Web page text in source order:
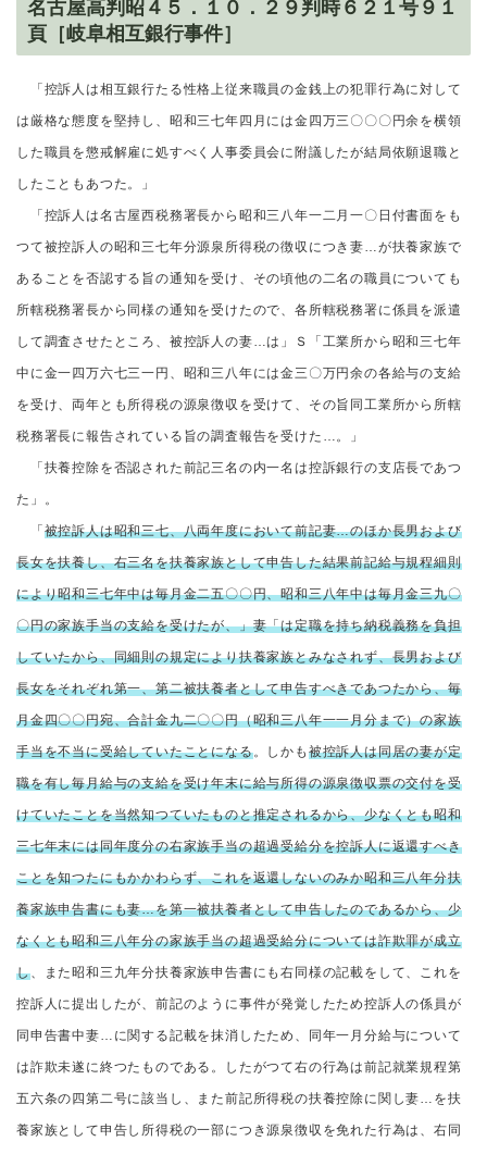
名古屋高判昭４５．１０．２９判時６２１号９１
頁［岐阜相互銀行事件］
「控訴人は相互銀行たる性格上従来職員の金銭上の犯罪行為に対して
は厳格な態度を堅持し、昭和三七年四月には金四万三〇〇〇円余を横領
した職員を懲戒解雇に処すべく人事委員会に附議したが結局依願退職と
したこともあつた。」
「控訴人は名古屋西税務署長から昭和三八年一二月一〇日付書面をも
つて被控訴人の昭和三七年分源泉所得税の徴収につき妻…が扶養家族で
あることを否認する旨の通知を受け、その頃他の二名の職員についても
所轄税務署長から同様の通知を受けたので、各所轄税務署に係員を派遣
して調査させたところ、被控訴人の妻…は」Ｓ「工業所から昭和三七年
中に金一四万六七三一円、昭和三八年には金三〇万円余の各給与の支給
を受け、両年とも所得税の源泉徴収を受けて、その旨同工業所から所轄
税務署長に報告されている旨の調査報告を受けた…。」
「扶養控除を否認された前記三名の内一名は控訴銀行の支店長であつ
た」。
「 被控訴人は昭和三七、八両年度において前記妻…のほか長男および
長女を扶養し、右三名を扶養家族として申告した結果前記給与規程細則
により昭和三七年中は毎月金二五〇〇円、昭和三八年中は毎月金三九〇
〇円の家族手当の支給を受けたが、」妻「は定職を持ち納税義務を負担
していたから、同細則の規定により扶養家族とみなされず、長男および
長女をそれぞれ第一、第二被扶養者として申告すべきであつたから、毎
月金四〇〇円宛、合計金九二〇〇円（昭和三八年一一月分まで）の家族
手当を不当に受給していたことになる。しかも 被控訴人は同居の妻が定
職を有し毎月給与の支給を受け年末に給与所得の源泉徴収票の交付を受
けていたことを当然知つていたものと推定されるから、少なくとも昭和
三七年末には同年度分の右家族手当の超過受給分を控訴人に返還すべき
ことを知つたにもかかわらず、これを返還しないのみか昭和三八年分扶
養家族申告書にも妻…を第一被扶養者として申告したのであるから、少
なくとも昭和三八年分の家族手当の超過受給分については詐欺罪が成立
し、また昭和三九年分扶養家族申告書にも右同様の記載をして、これを
控訴人に提出したが、前記のように事件が発覚したため控訴人の係員が
同申告書中妻…に関する記載を抹消したため、同年一月分給与について
は詐欺未遂に終つたものである。したがつて右の行為は前記就業規程第
五六条の四第二号に該当し、また前記所得税の扶養控除に関し妻…を扶
養家族として申告し所得税の一部につき源泉徴収を免れた行為は、右同